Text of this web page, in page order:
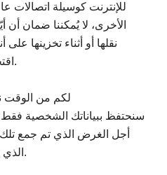
للإنترنت كوسيلة اتصالات
الأخرى، لا يُمكننا ضمان أن
نقلها أو أثناء تخزينها
اقتحام الآخرين، مثل المُخترقين.
9. لكم من
سنحتفظ ببياناتك الشخصية
أجل الغرض الذي تم جمع تلك
الذي يسمح به القانون المعمول به.